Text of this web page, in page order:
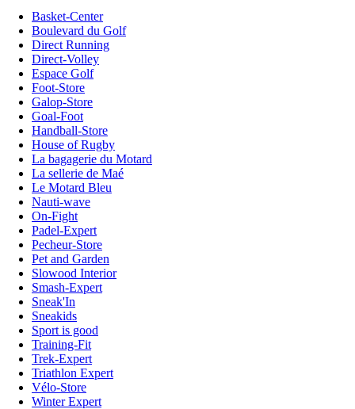
Basket-Center
Boulevard du Golf
Direct Running
Direct-Volley
Espace Golf
Foot-Store
Galop-Store
Goal-Foot
Handball-Store
House of Rugby
La bagagerie du Motard
La sellerie de Maé
Le Motard Bleu
Nauti-wave
On-Fight
Padel-Expert
Pecheur-Store
Pet and Garden
Slowood Interior
Smash-Expert
Sneak'In
Sneakids
Sport is good
Training-Fit
Trek-Expert
Triathlon Expert
Vélo-Store
Winter Expert